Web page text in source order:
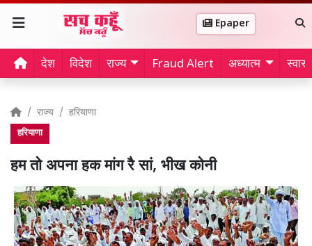
Epaper
देश विदेश राज्य Fraud Alert अध्यात्म
राज्य हरियाणा
हरियाणा
हम तो अपना हक मांग रै सां, भीख कोनी